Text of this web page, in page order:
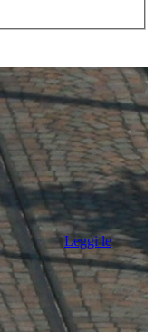
Leggi le